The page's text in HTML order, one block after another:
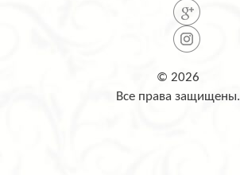
© 2026
Все права защищены.